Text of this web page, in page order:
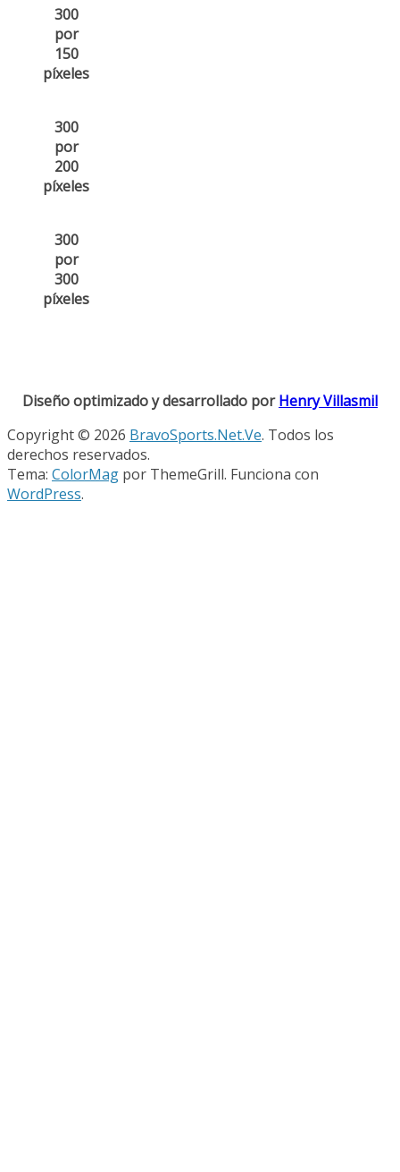
300
por
150
píxeles
300
por
200
píxeles
300
por
300
píxeles
Diseño optimizado y desarrollado porHenry Villasmil
Copyright © 2026 BravoSports.Net.Ve. Todos los
derechos reservados.
Tema: ColorMag por ThemeGrill. Funciona con
WordPress.